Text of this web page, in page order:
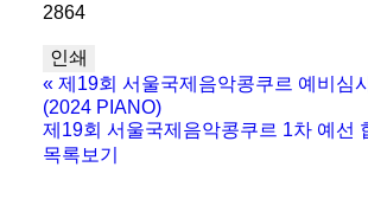
2864
인쇄
« 제19회 서울국제음악콩쿠르 예비심
(2024 PIANO)
제19회 서울국제음악콩쿠르 1차 예선
목록보기